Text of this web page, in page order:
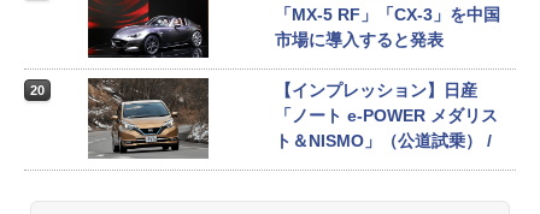
「MX-5 RF」「CX-3」を中国
市場に導入すると発表
20
【インプレッション】日産
「ノート e-POWER メダリス
ト＆NISMO」（公道試乗） /